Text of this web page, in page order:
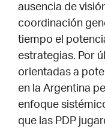
ausencia de
coordinación
tiempo el
estrategias. Por
orientadas a
en la Argentina
enfoque
que las PDP